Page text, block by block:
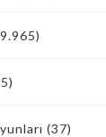
(37)